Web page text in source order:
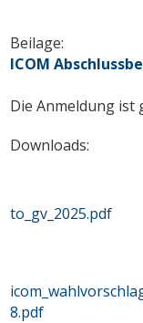
Beilage:
ICOM
Die Anmeldung ist
Downloads:
to_gv_2025.pdf
8.pdf